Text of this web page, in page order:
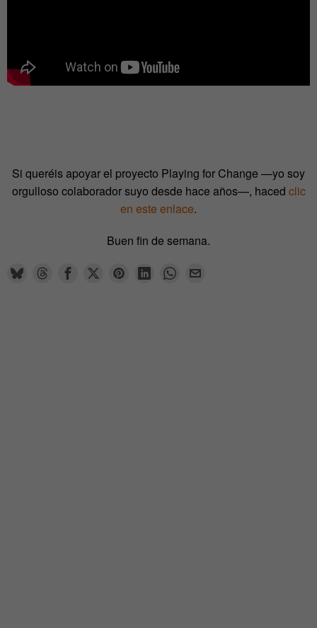
Si queréis apoyar el proyecto Playing for Change —yo soy
orgulloso colaborador suyo desde hace años—, haced clic
en este enlace.
Buen fin de semana.